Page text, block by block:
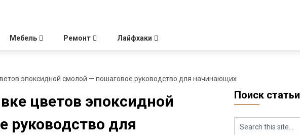
Мебель Ремонт Лайфхаки
эпоксидной смолой — пошаговое руководство для начинающих
цветов эпоксидной
руководство для
Поиск статьи